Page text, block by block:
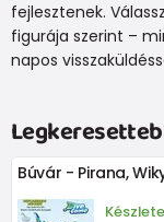
fejlesztenek.
figurája szerint –
napos
Búvár - Pirana,